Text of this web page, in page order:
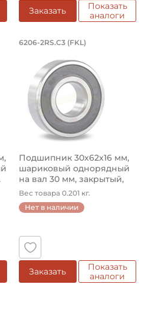
Заказать
Показать
аналоги
мм, шариковый
Подшипник
6206-2RS.C3 (FKL)
Подшипник 30х62х16 мм,
шариковый однорядный
на вал 30 мм, закрытый,
уве...
Вес товара 0.201 кг.
Нет в наличии
Заказать
Показать
аналоги